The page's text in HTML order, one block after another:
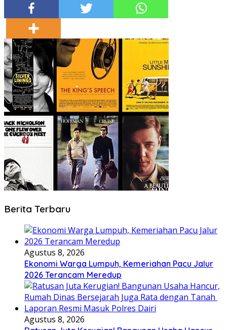
Berita Terbaru
Agustus 8, 2026
Ekonomi Warga Lumpuh, Kemeriahan Pacu Jalur
2026 Terancam Meredup
Agustus 8, 2026